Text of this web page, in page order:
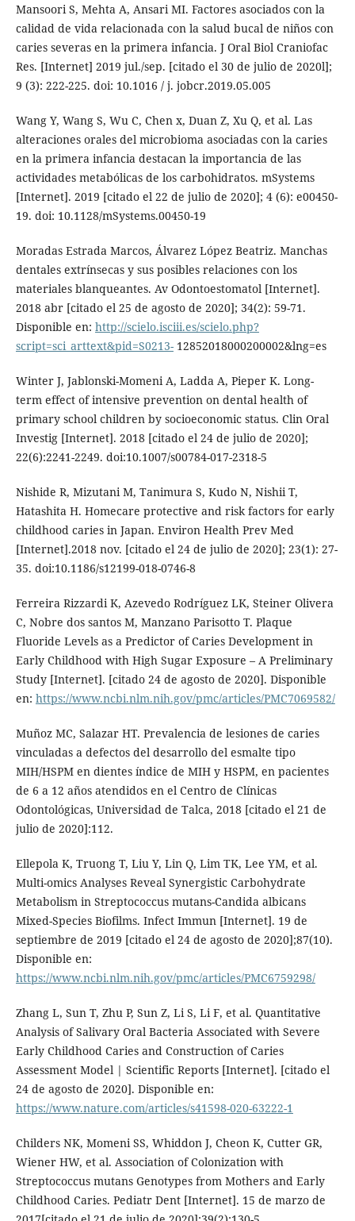
Mansoori S, Mehta A, Ansari MI. Factores asociados con la
calidad de vida relacionada con la salud bucal de niños con
caries severas en la primera infancia. J Oral Biol Craniofac
Res. [Internet] 2019 jul./sep. [citado el 30 de julio de 2020l];
9 (3): 222-225. doi: 10.1016 / j. jobcr.2019.05.005
Wang Y, Wang S, Wu C, Chen x, Duan Z, Xu Q, et al. Las
alteraciones orales del microbioma asociadas con la caries
en la primera infancia destacan la importancia de las
actividades metabólicas de los carbohidratos. mSystems
[Internet]. 2019 [citado el 22 de julio de 2020]; 4 (6): e00450-
19. doi: 10.1128/mSystems.00450-19
Moradas Estrada Marcos, Álvarez López Beatriz. Manchas
dentales extrínsecas y sus posibles relaciones con los
materiales blanqueantes. Av Odontoestomatol [Internet].
2018 abr [citado el 25 de agosto de 2020]; 34(2): 59-71.
Disponible en: http://scielo.isciii.es/scielo.php?
script=sci_arttext&pid=S0213-12852018000200002&lng=es
Winter J, Jablonski-Momeni A, Ladda A, Pieper K. Long-
term effect of intensive prevention on dental health of
primary school children by socioeconomic status. Clin Oral
Investig [Internet]. 2018 [citado el 24 de julio de 2020];
22(6):2241-2249. doi:10.1007/s00784-017-2318-5
Nishide R, Mizutani M, Tanimura S, Kudo N, Nishii T,
Hatashita H. Homecare protective and risk factors for early
childhood caries in Japan. Environ Health Prev Med
[Internet].2018 nov. [citado el 24 de julio de 2020]; 23(1): 27-
35. doi:10.1186/s12199-018-0746-8
Ferreira Rizzardi K, Azevedo Rodríguez LK, Steiner Olivera
C, Nobre dos santos M, Manzano Parisotto T. Plaque
Fluoride Levels as a Predictor of Caries Development in
Early Childhood with High Sugar Exposure – A Preliminary
Study [Internet]. [citado 24 de agosto de 2020]. Disponible
en: https://www.ncbi.nlm.nih.gov/pmc/articles/PMC7069582/
Muñoz MC, Salazar HT. Prevalencia de lesiones de caries
vinculadas a defectos del desarrollo del esmalte tipo
MIH/HSPM en dientes índice de MIH y HSPM, en pacientes
de 6 a 12 años atendidos en el Centro de Clínicas
Odontológicas, Universidad de Talca, 2018 [citado el 21 de
julio de 2020]:112.
Ellepola K, Truong T, Liu Y, Lin Q, Lim TK, Lee YM, et al.
Multi-omics Analyses Reveal Synergistic Carbohydrate
Metabolism in Streptococcus mutans-Candida albicans
Mixed-Species Biofilms. Infect Immun [Internet]. 19 de
septiembre de 2019 [citado el 24 de agosto de 2020];87(10).
Disponible en:
https://www.ncbi.nlm.nih.gov/pmc/articles/PMC6759298/
Zhang L, Sun T, Zhu P, Sun Z, Li S, Li F, et al. Quantitative
Analysis of Salivary Oral Bacteria Associated with Severe
Early Childhood Caries and Construction of Caries
Assessment Model | Scientific Reports [Internet]. [citado el
24 de agosto de 2020]. Disponible en:
https://www.nature.com/articles/s41598-020-63222-1
Childers NK, Momeni SS, Whiddon J, Cheon K, Cutter GR,
Wiener HW, et al. Association of Colonization with
Streptococcus mutans Genotypes from Mothers and Early
Childhood Caries. Pediatr Dent [Internet]. 15 de marzo de